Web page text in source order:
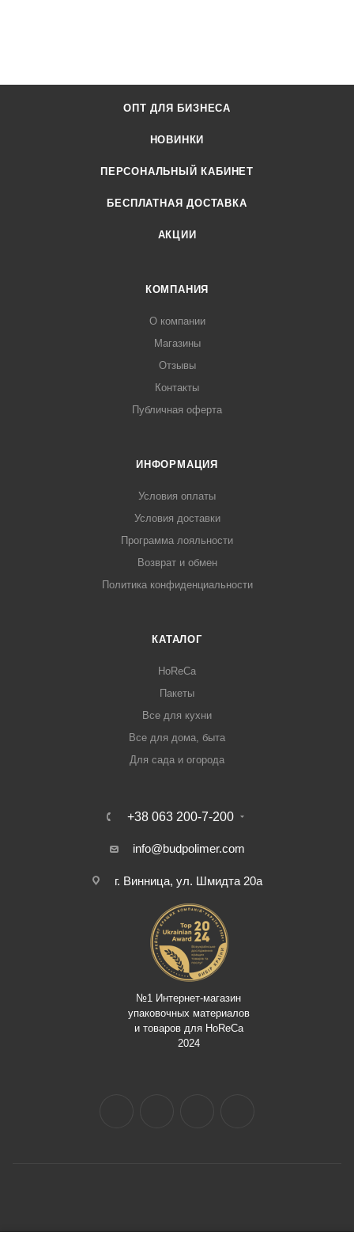
ОПТ ДЛЯ БИЗНЕСА
НОВИНКИ
ПЕРСОНАЛЬНЫЙ КАБИНЕТ
БЕСПЛАТНАЯ ДОСТАВКА
АКЦИИ
КОМПАНИЯ
О компании
Магазины
Отзывы
Контакты
Публичная оферта
ИНФОРМАЦИЯ
Условия оплаты
Условия доставки
Программа лояльности
Возврат и обмен
Политика конфиденциальности
КАТАЛОГ
HoReCa
Пакеты
Все для кухни
Все для дома, быта
Для сада и огорода
+38 063 200-7-200
info@budpolimer.com
г. Винница, ул. Шмидта 20а
№1 Интернет-магазин
упаковочных материалов
и товаров для HoReCa
2024